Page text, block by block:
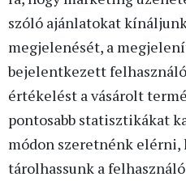
szóló ajánlatokat
megjelenését, a
bejelentkezett
értékelést a vásárolt
pontosabb statisztikákat
módon szeretnénk elérni,
tárolhassunk a